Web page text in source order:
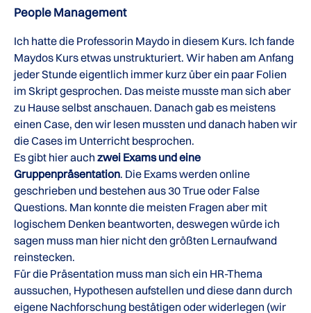
People Management
Ich hatte die Professorin Maydo in diesem Kurs. Ich fande
Maydos Kurs etwas unstrukturiert. Wir haben am Anfang
jeder Stunde eigentlich immer kurz über ein paar Folien
im Skript gesprochen. Das meiste musste man sich aber
zu Hause selbst anschauen. Danach gab es meistens
einen Case, den wir lesen mussten und danach haben wir
die Cases im Unterricht besprochen.
Es gibt hier auch zwei Exams und eine
Gruppenpräsentation. Die Exams werden online
geschrieben und bestehen aus 30 True oder False
Questions. Man konnte die meisten Fragen aber mit
logischem Denken beantworten, deswegen würde ich
sagen muss man hier nicht den größten Lernaufwand
reinstecken.
Für die Präsentation muss man sich ein HR-Thema
aussuchen, Hypothesen aufstellen und diese dann durch
eigene Nachforschung bestätigen oder widerlegen (wir